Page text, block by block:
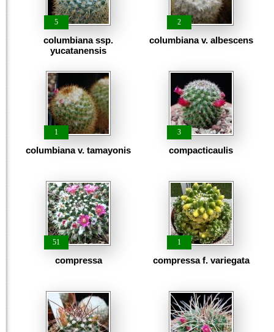
5
columbiana ssp.
yucatanensis
2
columbiana v. albescens
1
columbiana v. tamayonis
3
compacticaulis
51
compressa
1
compressa f. variegata